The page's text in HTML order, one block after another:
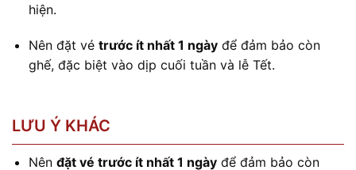
hiện.
Nên đặt vé trước ít nhất 1 ngàyđể đảm bảo còn
ghế, đặc biệt vào dịp cuối tuần và lễ Tết.
LƯU Ý KHÁC
Nên đặt vé trước ít nhất 1 ngàyđể đảm bảo còn